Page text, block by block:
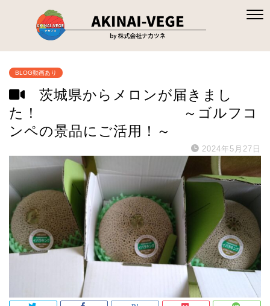
BLOG動画あり
茨城県からメロンが届きまし
た！ ～ゴルフコ
ンペの景品にご活用！～
2024年5月27日